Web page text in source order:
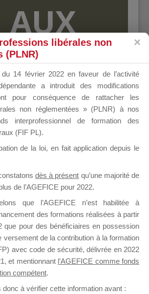
AUX
DE
accueille également les Conseillers
libérales non
(PLNR)
du 14 février 2022 en faveur de l’activité
a introduit des modifications
pour conséquence de rattacher les
non réglementées » (PLNR) à nos
interprofessionnel de formation des
(FIF PL).
de la loi, en fait application depuis le
dès à présent qu’une majorité de
de l’AGEFICE pour 2022.
que l’AGEFICE n’est habilitée à
des formations réalisées à partir
que pour des bénéficiaires en possession
versement de la contribution à la formation
avec code de sécurité, délivrée en 2022
et mentionnant l’AGEFICE comme fonds
compétent.
à vérifier cette information avant :